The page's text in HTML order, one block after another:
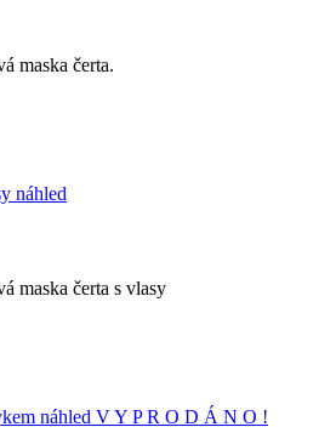
maska čerta.
náhled
maska čerta s vlasy
náhled V Y P R O D Á N O !